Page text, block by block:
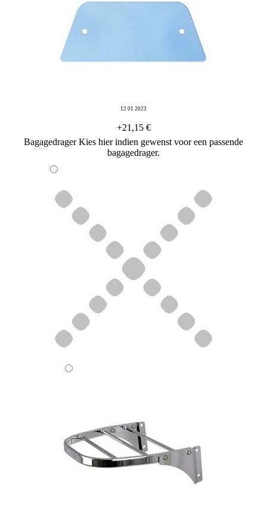
12 01 2023
+21,15 €
Bagagedrager Kies hier indien gewenst voor een passende
bagagedrager.